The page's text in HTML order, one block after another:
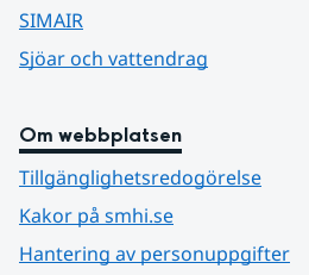
SIMAIR
Sjöar och vattendrag
Om webbplatsen
Tillgänglighetsredogörelse
Kakor på smhi.se
Hantering av personuppgifter